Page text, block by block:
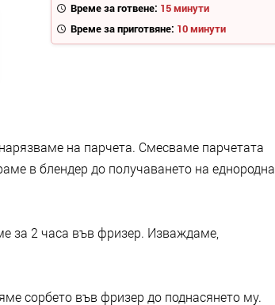
Време за готвене: 15 минути
Време за приготвяне: 10 минути
на парчета. Смесваме парчетата
в блендер до получаването на еднородна
за 2 часа във фризер. Изваждаме,
сорбето във фризер до поднасянето му.